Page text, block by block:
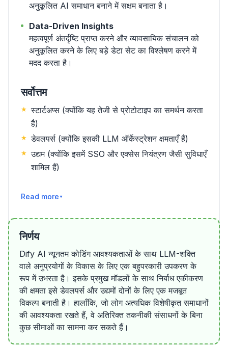
अनुकूलित AI समाधान बनाने में सक्षम बनाता है।
Data-Driven Insights
महत्वपूर्ण अंतर्दृष्टि प्राप्त करने और व्यावसायिक संचालन को
अनुकूलित करने के लिए बड़े डेटा सेट का विश्लेषण करने में
मदद करता है।
सर्वोत्तम
स्टार्टअप्स (क्योंकि यह तेजी से प्रोटोटाइप का समर्थन करता
है)
डेवलपर्स (क्योंकि इसकी LLM ऑर्केस्ट्रेशन क्षमताएँ हैं)
उद्यम (क्योंकि इसमें SSO और एक्सेस नियंत्रण जैसी सुविधाएँ
शामिल हैं)
और पढ़ें
निर्णय
Dify AI न्यूनतम कोडिंग आवश्यकताओं के साथ LLM-शक्ति
वाले अनुप्रयोगों के विकास के लिए एक बहुपरकारी उपकरण के
रूप में उभरता है। इसके प्रमुख मॉडलों के साथ निर्बाध एकीकरण
की क्षमता इसे डेवलपर्स और उद्यमों दोनों के लिए एक मजबूत
विकल्प बनाती है। हालाँकि, जो लोग अत्यधिक विशेषीकृत समाधानों
की आवश्यकता रखते हैं, वे अतिरिक्त तकनीकी संसाधनों के बिना
कुछ सीमाओं का सामना कर सकते हैं।